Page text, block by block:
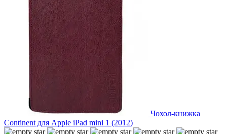
Чохол-книжка
Continent для Apple iPad mini 1 (2012)